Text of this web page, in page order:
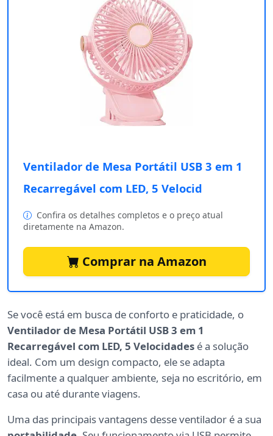
Ventilador de Mesa Portátil USB 3 em 1
Recarregável com LED, 5 Velocid
Confira os detalhes completos e o preço atual
diretamente na Amazon.
Comprar na Amazon
Se você está em busca de conforto e praticidade, o
Ventilador de Mesa Portátil USB 3 em 1
Recarregável com LED, 5 Velocidades é a solução
ideal. Com um design compacto, ele se adapta
facilmente a qualquer ambiente, seja no escritório, em
casa ou até durante viagens.
Uma das principais vantagens desse ventilador é a sua